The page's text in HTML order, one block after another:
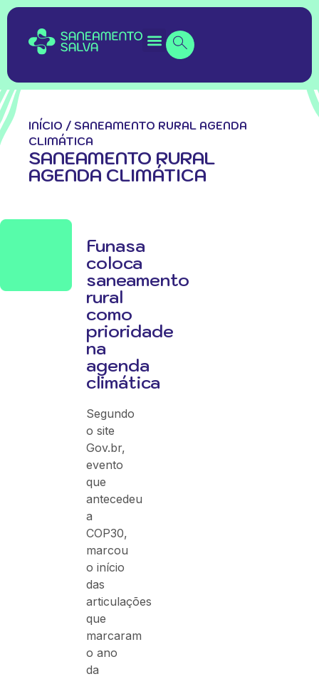
INÍCIO / SANEAMENTO RURAL AGENDA
CLIMÁTICA
SANEAMENTO RURAL
AGENDA CLIMÁTICA
Funasa
coloca
saneamento
rural
como
prioridade
na
agenda
climática
Segundo
o site
Gov.br,
evento
que
antecedeu
a
COP30,
marcou
o início
das
articulações
que
marcaram
o ano
da